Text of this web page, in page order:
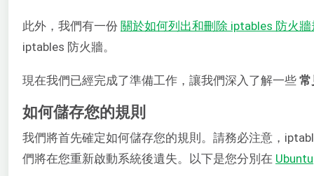
此外，我們有一份 關於如何列出和刪除 iptables 防火
iptables 防火牆。
現在我們已經完成了準備工作，讓我們深入了解一些 ​ 常
如何儲存您的規則
我們將首先確定如何儲存您的規則。請務必注意，
們將在您重新啟動系統後遺失。以下是您分別在 ​ Ubuntu